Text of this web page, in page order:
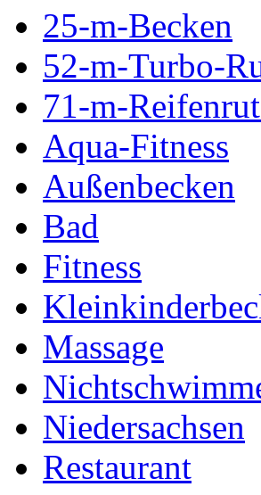
25-m-Becken
52-m-Turbo-
71-m-
Aqua-Fitness
Außenbecken
Bad
Fitness
Massage
Niedersachsen
Restaurant